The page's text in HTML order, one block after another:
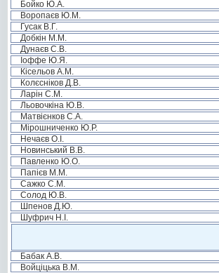
Бойко Ю.А.
Воропаєв Ю.М.
Гусак В.Г.
Добкін М.М.
Дунаєв С.В.
Іоффе Ю.Я.
Кісельов А.М.
Колєсніков Д.В.
Ларін С.М.
Льовочкіна Ю.В.
Матвієнков С.А.
Мірошниченко Ю.Р.
Нечаєв О.І.
Новинський В.В.
Павленко Ю.О.
Папієв М.М.
Сажко С.М.
Солод Ю.В.
Шпенов Д.Ю.
Шуфрич Н.І.
Бабак А.В.
Войціцька В.М.